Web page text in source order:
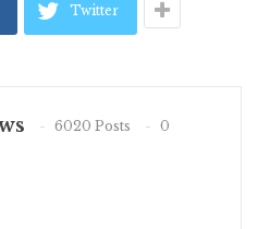
Twitter
6020 Posts
0